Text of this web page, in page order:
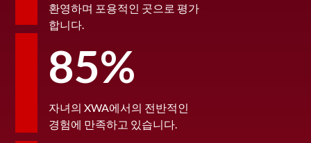
환영하며 포용적인 곳으로 평가
합니다.
85%
자녀의 XWA에서의 전반적인
경험에 만족하고 있습니다.